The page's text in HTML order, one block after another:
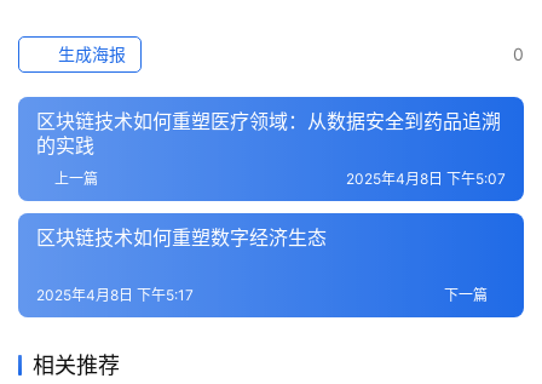
0
生成海报
区块链技术如何重塑医疗领域：从数据安全到药品追溯
的实践
上一篇 2025年4月8日 下午5:07
区块链技术如何重塑数字经济生态
下一篇
2025年4月8日 下午5:17
相关推荐